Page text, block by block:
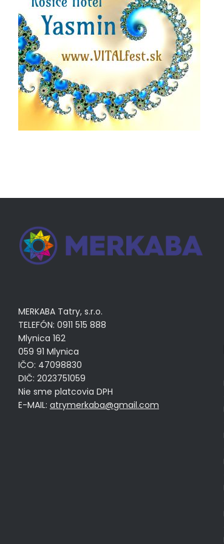
MERKABA Tatry, s.r.o.
TELEFÓN: 0911 515 888
Mlynica 162
059 91 Mlynica
IČO: 47098830
DIČ: 2023751059
Nie sme platcovia DPH
E-MAIL: atrymerkaba@gmail.com